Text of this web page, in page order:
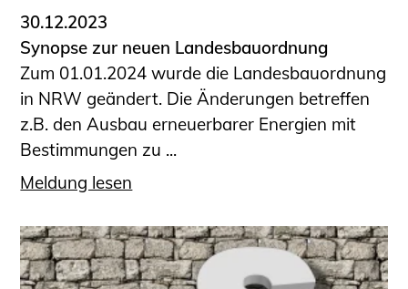
30.12.2023
Synopse zur neuen Landesbauordnung
Zum 01.01.2024 wurde die Landesbauordnung
in NRW geändert. Die Änderungen betreffen
z.B. den Ausbau erneuerbarer Energien mit
Bestimmungen zu ...
Meldung lesen